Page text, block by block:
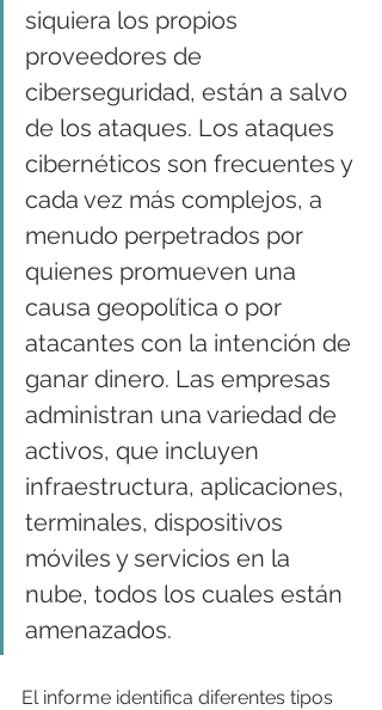
siquiera los propios
proveedores de
ciberseguridad, están a salvo
de los ataques. Los ataques
cibernéticos son frecuentes y
cada vez más complejos, a
menudo perpetrados por
quienes promueven una
causa geopolítica o por
atacantes con la intención de
ganar dinero. Las empresas
administran una variedad de
activos, que incluyen
infraestructura, aplicaciones,
terminales, dispositivos
móviles y servicios en la
nube, todos los cuales están
amenazados.
El informe identifica diferentes tipos